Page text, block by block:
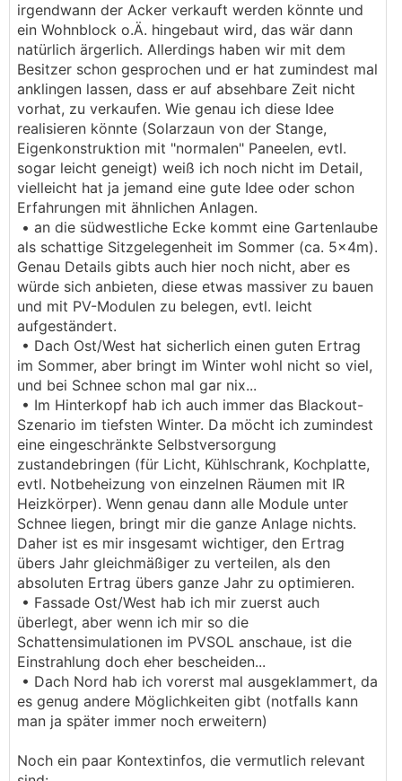
irgendwann der Acker verkauft werden könnte und
ein Wohnblock o.Ä. hingebaut wird, das wär dann
natürlich ärgerlich. Allerdings haben wir mit dem
Besitzer schon gesprochen und er hat zumindest mal
anklingen lassen, dass er auf absehbare Zeit nicht
vorhat, zu verkaufen. Wie genau ich diese Idee
realisieren könnte (Solarzaun von der Stange,
Eigenkonstruktion mit "normalen" Paneelen, evtl.
sogar leicht geneigt) weiß ich noch nicht im Detail,
vielleicht hat ja jemand eine gute Idee oder schon
Erfahrungen mit ähnlichen Anlagen.
• an die südwestliche Ecke kommt eine Gartenlaube
als schattige Sitzgelegenheit im Sommer (ca. 5x4m).
Genau Details gibts auch hier noch nicht, aber es
würde sich anbieten, diese etwas massiver zu bauen
und mit PV-Modulen zu belegen, evtl. leicht
aufgeständert.
• Dach Ost/West hat sicherlich einen guten Ertrag
im Sommer, aber bringt im Winter wohl nicht so viel,
und bei Schnee schon mal gar nix...
• Im Hinterkopf hab ich auch immer das Blackout-
Szenario im tiefsten Winter. Da möcht ich zumindest
eine eingeschränkte Selbstversorgung
zustandebringen (für Licht, Kühlschrank, Kochplatte,
evtl. Notbeheizung von einzelnen Räumen mit IR
Heizkörper). Wenn genau dann alle Module unter
Schnee liegen, bringt mir die ganze Anlage nichts.
Daher ist es mir insgesamt wichtiger, den Ertrag
übers Jahr gleichmäßiger zu verteilen, als den
absoluten Ertrag übers ganze Jahr zu optimieren.
• Fassade Ost/West hab ich mir zuerst auch
überlegt, aber wenn ich mir so die
Schattensimulationen im PVSOL anschaue, ist die
Einstrahlung doch eher bescheiden...
• Dach Nord hab ich vorerst mal ausgeklammert, da
es genug andere Möglichkeiten gibt (notfalls kann
man ja später immer noch erweitern)
Noch ein paar Kontextinfos, die vermutlich relevant